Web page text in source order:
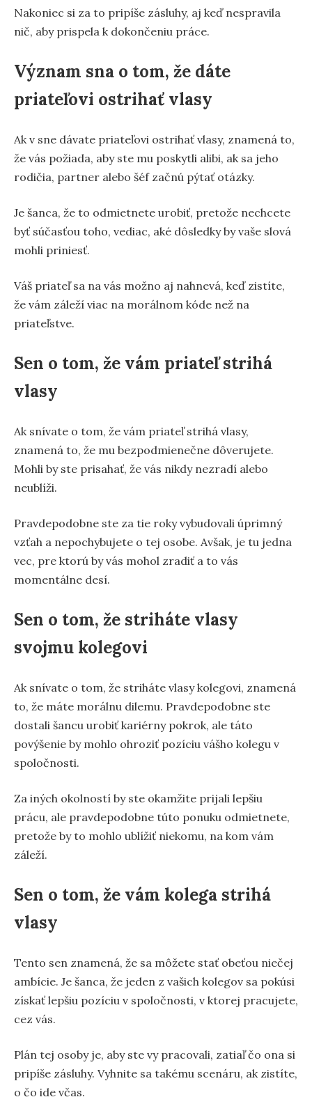
Nakoniec si za to pripíše zásluhy, aj keď nespravila
nič, aby prispela k dokončeniu práce.
Význam sna o tom, že dáte
priateľovi ostrihať vlasy
Ak v sne dávate priateľovi ostrihať vlasy, znamená to,
že vás požiada, aby ste mu poskytli alibi, ak sa jeho
rodičia, partner alebo šéf začnú pýtať otázky.
Je šanca, že to odmietnete urobiť, pretože nechcete
byť súčasťou toho, vediac, aké dôsledky by vaše slová
mohli priniesť.
Váš priateľ sa na vás možno aj nahnevá, keď zistíte,
že vám záleží viac na morálnom kóde než na
priateľstve.
Sen o tom, že vám priateľ strihá
vlasy
Ak snívate o tom, že vám priateľ strihá vlasy,
znamená to, že mu bezpodmienečne dôverujete.
Mohli by ste prisahať, že vás nikdy nezradí alebo
neublíži.
Pravdepodobne ste za tie roky vybudovali úprimný
vzťah a nepochybujete o tej osobe. Avšak, je tu jedna
vec, pre ktorú by vás mohol zradiť a to vás
momentálne desí.
Sen o tom, že striháte vlasy
svojmu kolegovi
Ak snívate o tom, že striháte vlasy kolegovi, znamená
to, že máte morálnu dilemu. Pravdepodobne ste
dostali šancu urobiť kariérny pokrok, ale táto
povýšenie by mohlo ohroziť pozíciu vášho kolegu v
spoločnosti.
Za iných okolností by ste okamžite prijali lepšiu
prácu, ale pravdepodobne túto ponuku odmietnete,
pretože by to mohlo ublížiť niekomu, na kom vám
záleží.
Sen o tom, že vám kolega strihá
vlasy
Tento sen znamená, že sa môžete stať obeťou niečej
ambície. Je šanca, že jeden z vašich kolegov sa pokúsi
získať lepšiu pozíciu v spoločnosti, v ktorej pracujete,
cez vás.
Plán tej osoby je, aby ste vy pracovali, zatiaľ čo ona si
pripíše zásluhy. Vyhnite sa takému scenáru, ak zistíte,
o čo ide včas.